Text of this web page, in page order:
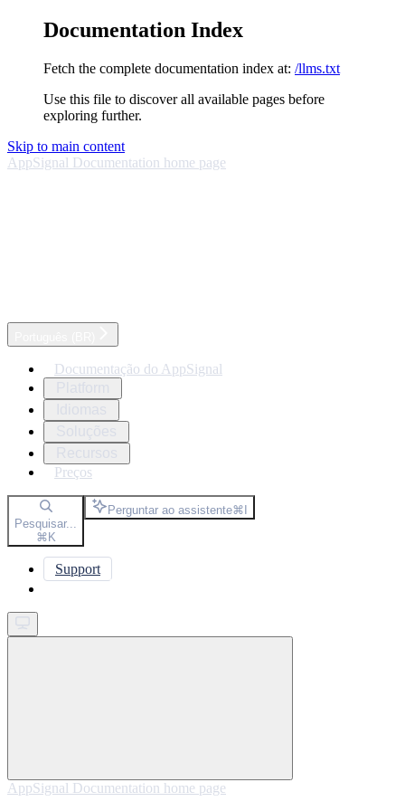
Documentation Index
Fetch the complete documentation index at: /llms.txt
Use this file to discover all available pages before
exploring further.
Skip to main content
AppSignal Documentation home page
Documentação do AppSignal
Preços
Pesquisar...
⌘K
Perguntar ao assistente⌘I
Support
AppSignal Documentation home page